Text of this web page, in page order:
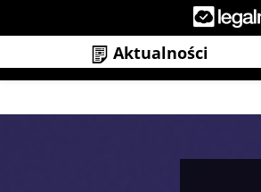
Aktualności
Własny blog